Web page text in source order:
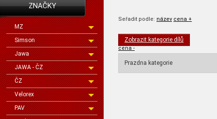
ZNAČKY
MZ
Simson
Jawa
JAWA - ČZ
ČZ
Velorex
PAV
Seřadit podle: název cena +
cena -
Zobrazit kategorie dílů
Prazdna kategorie